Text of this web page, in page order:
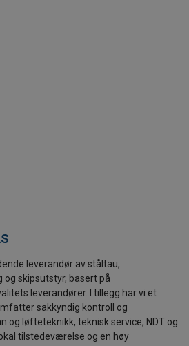
leverandør av ståltau,
skipsutstyr, basert på
leverandører. I tillegg har vi et
sakkyndig kontroll og
og løfteteknikk, teknisk service, NDT og
tilstedeværelse og en høy